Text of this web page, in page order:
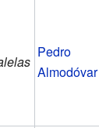
Pedro
Almodóvar